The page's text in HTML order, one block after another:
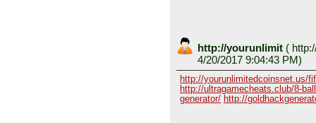
http://yourunlimit (
4/20/2017 9:04:43 PM)
http://yourunlimitedcoinsnet.us/
http://ultragamecheats.club/8-
generator/ http://